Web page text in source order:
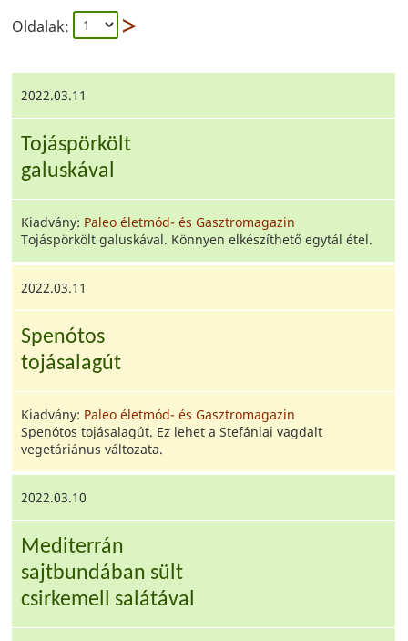
Oldalak:
2022.03.11
Tojáspörkölt
galuskával
Kiadvány: Paleo életmód- és Gasztromagazin
Tojáspörkölt galuskával. Könnyen elkészíthető egytál étel.
2022.03.11
Spenótos
tojásalagút
Kiadvány: Paleo életmód- és Gasztromagazin
Spenótos tojásalagút. Ez lehet a Stefániai vagdalt
vegetáriánus változata.
2022.03.10
Mediterrán
sajtbundában sült
csirkemell salátával